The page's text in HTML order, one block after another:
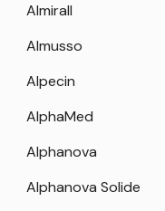
Almirall
Almusso
Alpecin
AlphaMed
Alphanova
Alphanova Solide